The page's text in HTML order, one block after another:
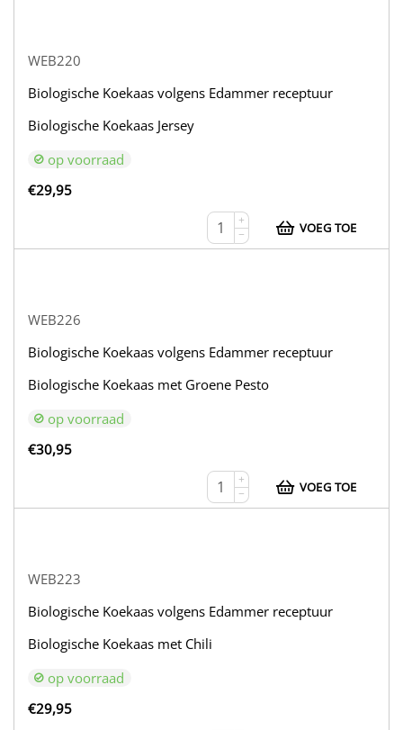
WEB220
Biologische Koekaas volgens Edammer receptuur
Biologische Koekaas Jersey
op voorraad
€29,95
+
−
VOEG TOE
WEB226
Biologische Koekaas volgens Edammer receptuur
Biologische Koekaas met Groene Pesto
op voorraad
€30,95
+
−
VOEG TOE
WEB223
Biologische Koekaas volgens Edammer receptuur
Biologische Koekaas met Chili
op voorraad
€29,95